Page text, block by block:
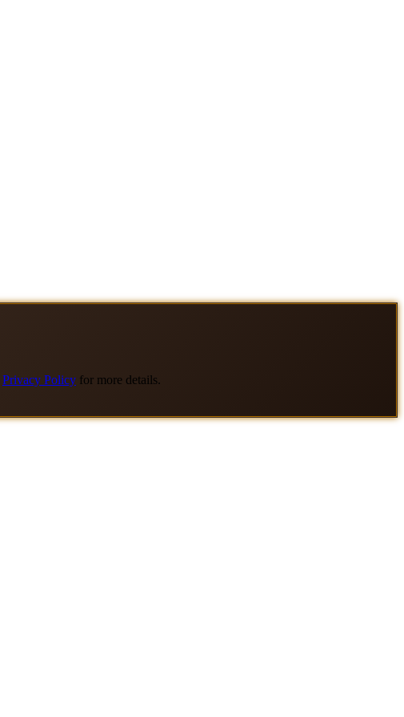
Privacy Policy for more details.